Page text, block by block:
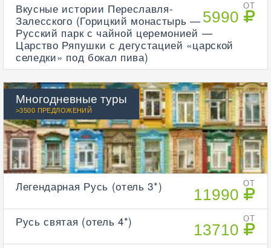
ОТ
5990
Вкусные истории Переславля-
Залесского (Горицкий монастырь —
Русский парк с чайной церемонией —
Царство Ряпушки с дегустацией «царской
селедки» под бокал пива)
Многодневные туры
>3500 ПРЕДЛОЖЕНИЙ
ОТ
11990
Легендарная Русь (отель 3*)
ОТ
13710
Русь святая (отель 4*)